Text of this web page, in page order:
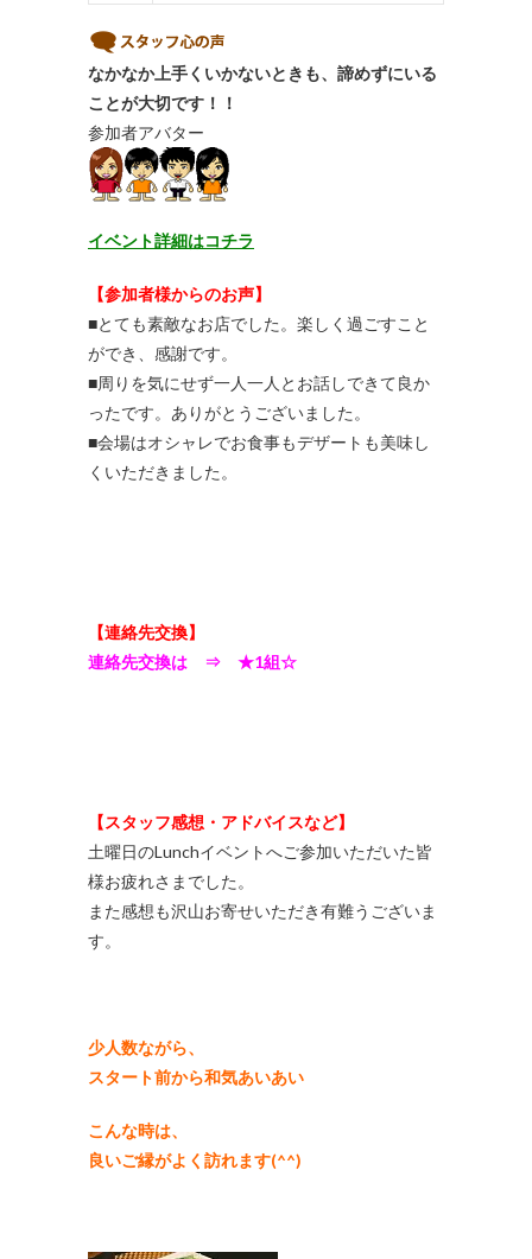
なかなか上手くいかないときも、諦めずにいる
ことが大切です！！
参加者アバター
イベント詳細はコチラ
【参加者様からのお声】
■とても素敵なお店でした。楽しく過ごすこと
ができ、感謝です。
■周りを気にせず一人一人とお話しできて良か
ったです。ありがとうございました。
■会場はオシャレでお食事もデザートも美味し
くいただきました。
【連絡先交換】
連絡先交換は ⇒ ★1組☆
【スタッフ感想・アドバイスなど】
土曜日のLunchイベントへご参加いただいた皆
様お疲れさまでした。
また感想も沢山お寄せいただき有難うございま
す。
少人数ながら、
スタート前から和気あいあい
こんな時は、
良いご縁がよく訪れます(^^)